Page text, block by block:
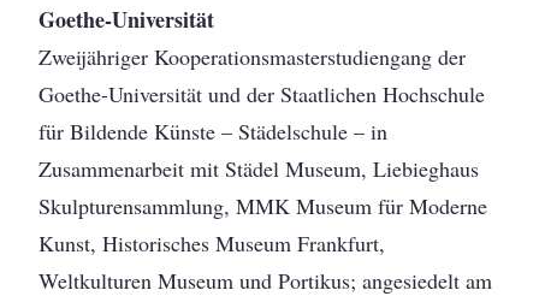
Goethe-Universität
Zweijähriger Kooperationsmasterstudiengang der
Goethe-Universität und der Staatlichen Hochschule
für Bildende Künste – Städelschule – in
Zusammenarbeit mit Städel Museum, Liebieghaus
Skulpturensammlung, MMK Museum für Moderne
Kunst, Historisches Museum Frankfurt,
Weltkulturen Museum und Portikus; angesiedelt am